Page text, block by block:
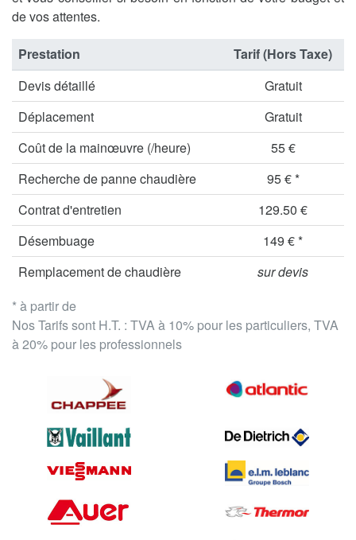
de vos attentes.
* à partir de
Nos Tarifs sont H.T. : TVA à 10% pour les particuliers, TVA
à 20% pour les professionnels
Prestation
Tarif (Hors Taxe)
Devis détaillé
Gratuit
Déplacement
Gratuit
Coût de la mainœuvre (/heure)
55 €
Recherche de panne chaudière
95 € *
Contrat d'entretien
129.50 €
Désembuage
149 € *
Remplacement de chaudière
sur devis